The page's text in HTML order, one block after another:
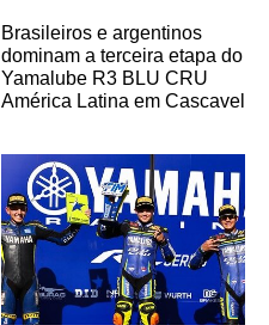
Brasileiros e argentinos
dominam a terceira etapa do
Yamalube R3 BLU CRU
América Latina em Cascavel